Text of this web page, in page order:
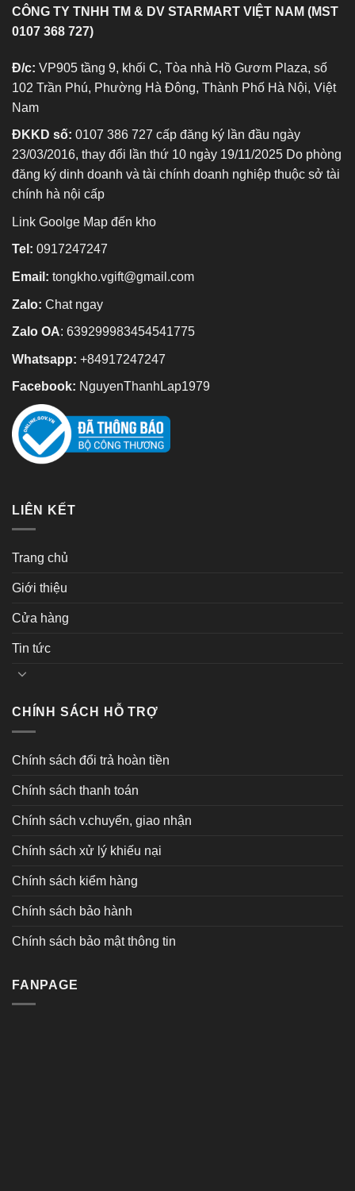
CÔNG TY TNHH TM & DV STARMART VIỆT NAM (MST
0107 368 727)
Đ/c: VP905 tầng 9, khối C, Tòa nhà Hồ Gươm Plaza, số
102 Trần Phú, Phường Hà Đông, Thành Phố Hà Nội, Việt
Nam
ĐKKD số: 0107 386 727 cấp đăng ký lần đầu ngày
23/03/2016, thay đổi lần thứ 10 ngày 19/11/2025 Do phòng
đăng ký dinh doanh và tài chính doanh nghiệp thuộc sở tài
chính hà nội cấp
Link Goolge Map đến kho
Tel: 0917247247
Email: tongkho.vgift@gmail.com
Zalo: Chat ngay
Zalo OA: 639299983454541775
Whatsapp: +84917247247
Facebook: NguyenThanhLap1979
LIÊN KẾT
Trang chủ
Giới thiệu
Cửa hàng
Tin tức
CHÍNH SÁCH HỖ TRỢ
Chính sách đổi trả hoàn tiền
Chính sách thanh toán
Chính sách v.chuyển, giao nhận
Chính sách xử lý khiếu nại
Chính sách kiểm hàng
Chính sách bảo hành
Chính sách bảo mật thông tin
FANPAGE